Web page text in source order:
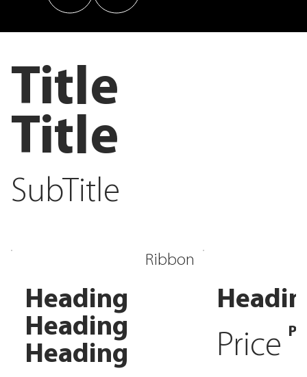
Title
Title
SubTitle
Ribbon
Heading
Heading
Heading
Price